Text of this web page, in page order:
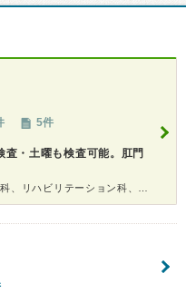
5件
・土曜も検査可能。肛門